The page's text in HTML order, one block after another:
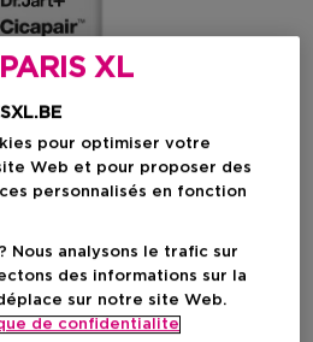
format
PARIS XL
pour optimiser votre
Web et pour proposer des
personnalisés en fonction
Nous analysons le trafic sur
des informations sur la
sur notre site Web.
de confidentialite